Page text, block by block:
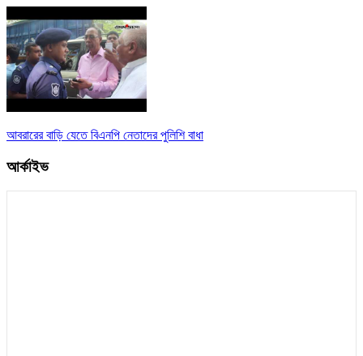
আবরারের বাড়ি যেতে বিএনপি নেতাদের পুলিশি বাধা
আর্কাইভ